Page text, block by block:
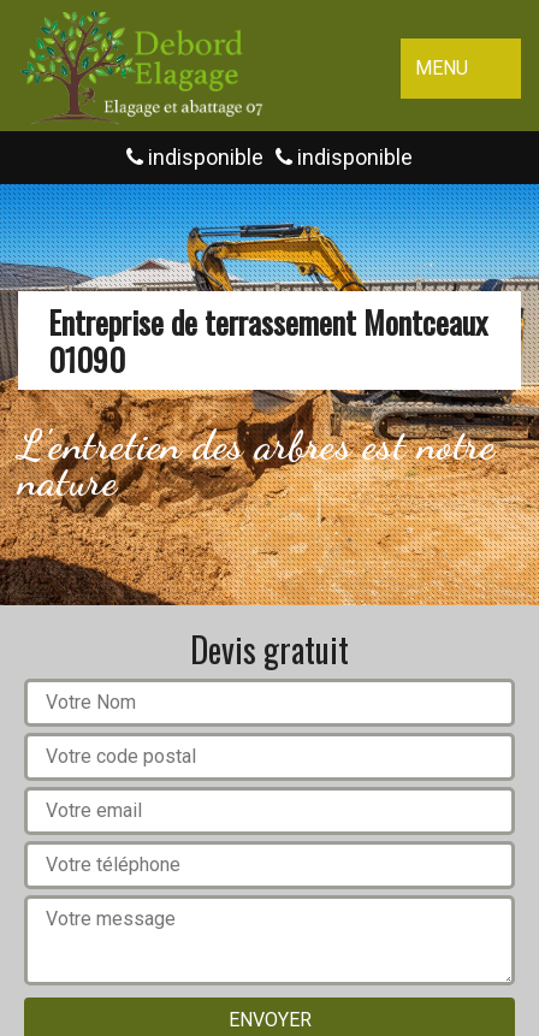
MENU
indisponible indisponible
Entreprise de terrassement Montceaux
01090
L'entretien des arbres est notre
nature
Devis gratuit